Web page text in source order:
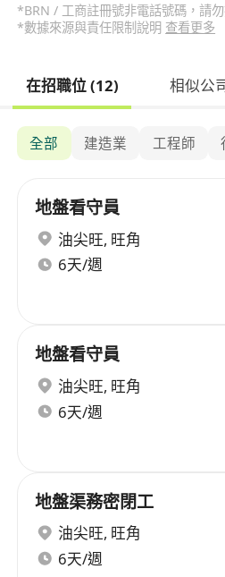
*BRN / 工商註冊號非電話號碼，請
*數據來源與責任限制說明 查看更多
在招職位 (12) 相似公
全部 建造業 工程師
地盤看守員
油尖旺, 旺角
6天/週
地盤看守員
油尖旺, 旺角
6天/週
地盤渠務密閉工
油尖旺, 旺角
6天/週